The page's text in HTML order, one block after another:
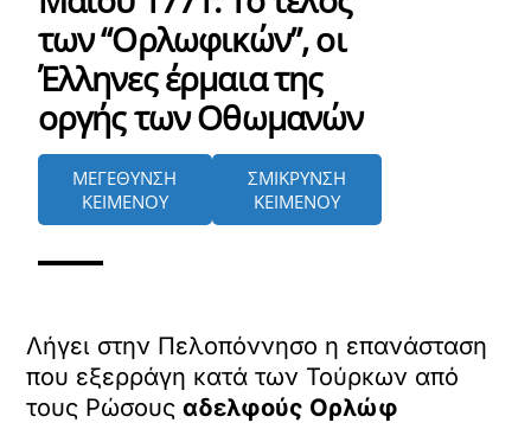
των “Ορλωφικών”, οι
Έλληνες έρμαια της
οργής των Οθωμανών
ΜΕΓΕΘΥΝΣΗ
ΚΕΙΜΕΝΟΥ
ΣΜΙΚΡΥΝΣΗ
ΚΕΙΜΕΝΟΥ
Λήγει στην Πελοπόννησο η επανάσταση
που εξερράγη κατά των Τούρκων από
τους Ρώσουςαδελφούς Ορλώφ